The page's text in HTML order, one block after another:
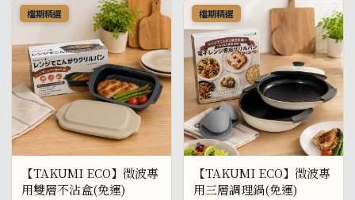
檔期精選
【TAKUMI ECO】微波專
用雙層不沾盒(免運)
檔期精選
【TAKUMI ECO】微波專
用三層調理鍋(免運)